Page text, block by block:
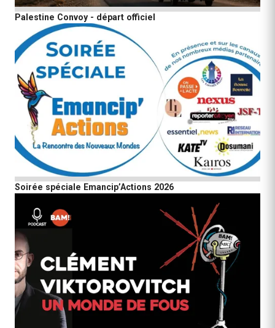
Palestine Convoy - départ officiel
Soirée spéciale Emancip’Actions 2026